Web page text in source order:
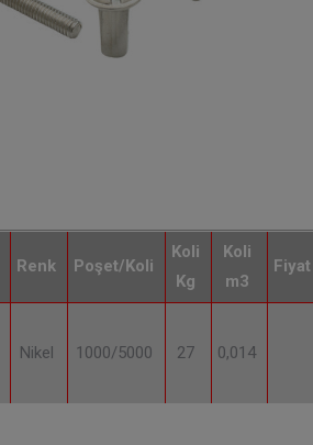
Renk Poşet/Koli
Koli
Kg
Koli
m3
Fiyat
Nikel 1000/5000 27 0,014